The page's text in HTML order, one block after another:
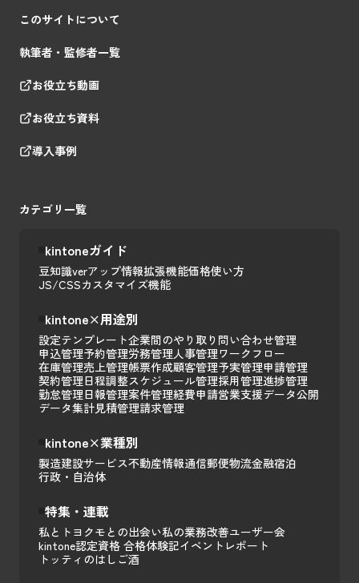
このサイトについて
執筆者・監修者一覧
お役立ち動画
お役立ち資料
導入事例
カテゴリ一覧
kintoneガイド
豆知識verアップ情報拡張機能価格使い方
JS/CSSカスタマイズ機能
kintone×用途別
設定テンプレート企業間のやり取り 問い合わせ管理
申込管理予約管理労務管理人事管理ワークフロー
在庫管理売上管理帳票作成顧客管理予実管理申請管理
契約管理日程調整スケジュール管理採用管理進捗管理
勤怠管理日報管理案件管理経費申請営業支援データ公開
データ集計見積管理請求管理
kintone×業種別
製造建設サービス不動産情報通信郵便物流金融宿泊
行政・自治体
特集・連載
私とトヨクモとの出会い私の業務改善ユーザー会
kintone認定資格 合格体験記イベントレポート
トッティのはしご酒